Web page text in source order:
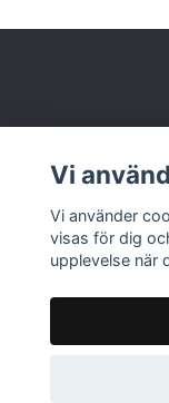
Läs mer
Vi
Vi använder
visas för dig
upplevelse när